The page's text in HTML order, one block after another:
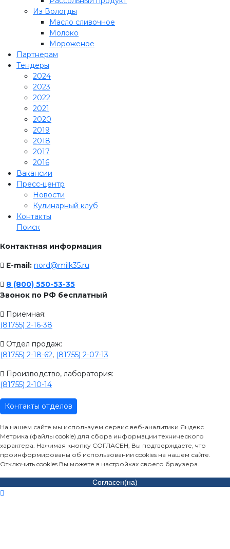
Из Вологды
Масло сливочное
Молоко
Мороженое
Партнерам
Тендеры
2024
2023
2022
2021
2020
2019
2018
2017
2016
Вакансии
Пресс-центр
Новости
Кулинарный клуб
Контакты
Поиск
Контактная информация
E-mail: nord@milk35.ru
8 (800) 550-53-35
Звонок по РФ бесплатный
Приемная:
(81755) 2-16-38
Отдел продаж:
(81755) 2-18-62, (81755) 2-07-13
Производство, лаборатория:
(81755) 2-10-14
Контакты отделов
На нашем сайте мы используем сервис веб-аналитики Яндекс
Метрика (файлы cookie) для сбора информации технического
характера. Нажимая кнопку СОГЛАСЕН, Вы подтверждаете, что
проинформированы об использовании cookies на нашем сайте.
Отключить cookies Вы можете в настройках своего браузера.
Согласен(на)